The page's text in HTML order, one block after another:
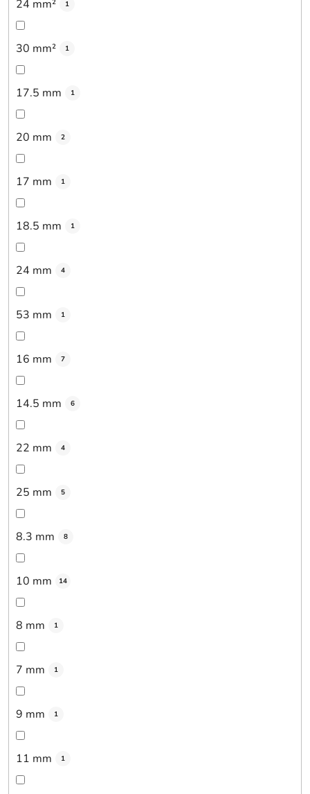
24 mm² 1
30 mm² 1
17.5 mm 1
20 mm 2
17 mm 1
18.5 mm 1
24 mm 4
53 mm 1
16 mm 7
14.5 mm 6
22 mm 4
25 mm 5
8.3 mm 8
10 mm 14
8 mm 1
7 mm 1
9 mm 1
11 mm 1